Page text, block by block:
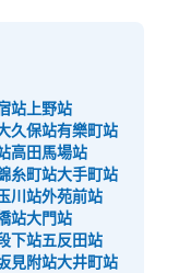
ッカーB
の前、
站 上野站
久保站有樂町站
高田馬場站
糸町站大手町站
川站外苑前站
站大門站
下站五反田站
見附站大井町站